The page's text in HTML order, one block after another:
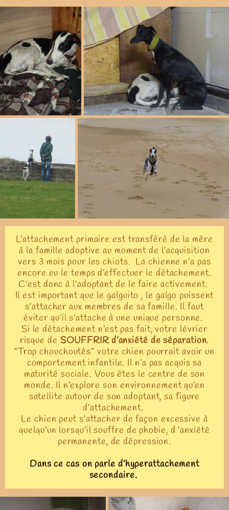
L’attachement primaire est transféré de la mère
à la famille adoptive au moment de l’acquisition
vers 3 mois pour les chiots. La chienne n’a pas
encore eu le temps d’effectuer le détachement.
C'est donc à l’adoptant de le faire activement.
Il est important que le galguito , le galgo puissent
s’attacher aux membres de sa famille. Il faut
éviter qu’il s’attache à une unique personne.
Si le détachement n’est pas fait, votre lévrier
risque de SOUFFRIR d’anxiété de séparation.
“Trop chouchoutés” votre chien pourrait avoir un
comportement infantile. Il n’a pas acquis sa
maturité sociale. Vous êtes le centre de son
monde. Il n’explore son environnement qu’en
satellite autour de son adoptant, sa figure
d’attachement.
Le chien peut s’attacher de façon excessive à
quelqu’un lorsqu’il souffre de phobie, d ‘anxiété
permanente, de dépression.
Dans ce cas on parle d’hyperattachement
secondaire.